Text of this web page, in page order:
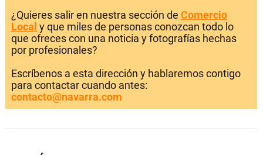
¿Quieres salir en nuestra sección de Comercio
Local y que miles de personas conozcan todo lo
que ofreces con una noticia y fotografías hechas
por profesionales?
Escríbenos a esta dirección y hablaremos contigo
para contactar cuando antes:
contacto@navarra.com